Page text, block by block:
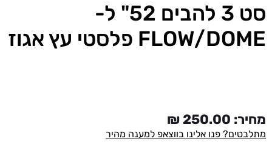
סט 3 להבים 52" ל-
FLOW/DOME פלסטי עץ אגוז
מחיר: 250.00
₪
מתלבטים? פנו אלינו בווצאפ למענה מהיר